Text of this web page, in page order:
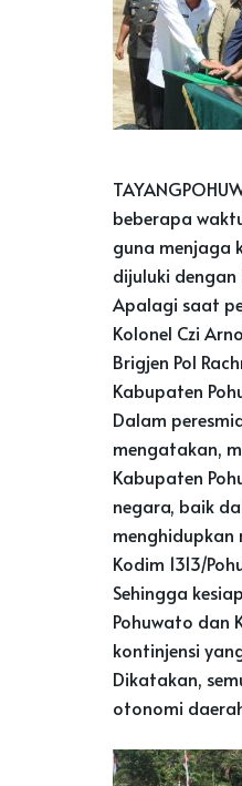
beberapa
guna menjaga
dijuluki dengan
Apalagi saat
Kolonel Czi
Brigjen Pol
Kabupaten
Dalam
mengatakan,
Kabupaten
negara, baik
menghidupkan
Kodim 1313/
Sehingga
Pohuwato dan
kontinjensi
Dikatakan,
otonomi